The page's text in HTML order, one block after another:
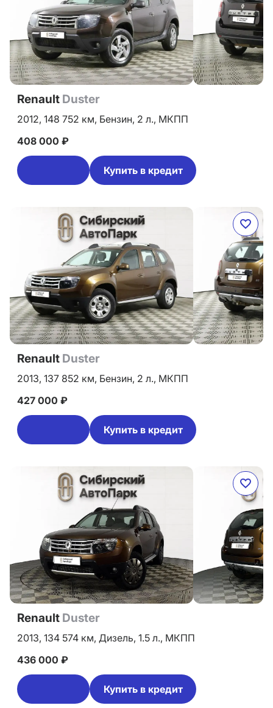
Renault Duster
2012, 148 752 км, Бензин, 2 л., МКПП
408 000 ₽
Купить в кредит
Renault Duster
2013, 137 852 км, Бензин, 2 л., МКПП
427 000 ₽
Купить в кредит
Renault Duster
2013, 134 574 км, Дизель, 1.5 л., МКПП
436 000 ₽
Купить в кредит